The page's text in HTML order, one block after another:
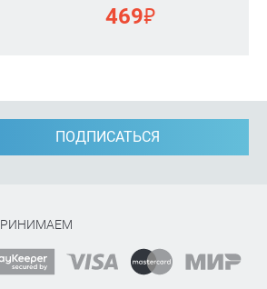
469₽
ПОДПИСАТЬСЯ